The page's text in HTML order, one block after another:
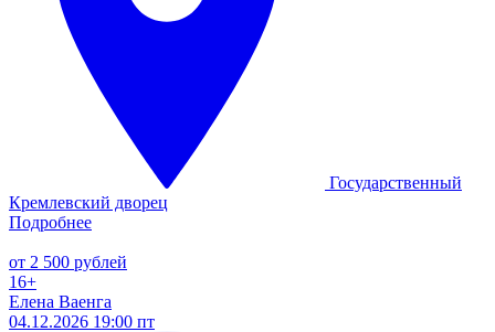
Государственный
Кремлевский дворец
Подробнее
от 2 500 рублей
16+
Елена Ваенга
04.12.2026 19:00 пт